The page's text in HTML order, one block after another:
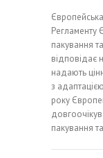
Регламенту
пакування
відповідає
надають
з
року
пакування